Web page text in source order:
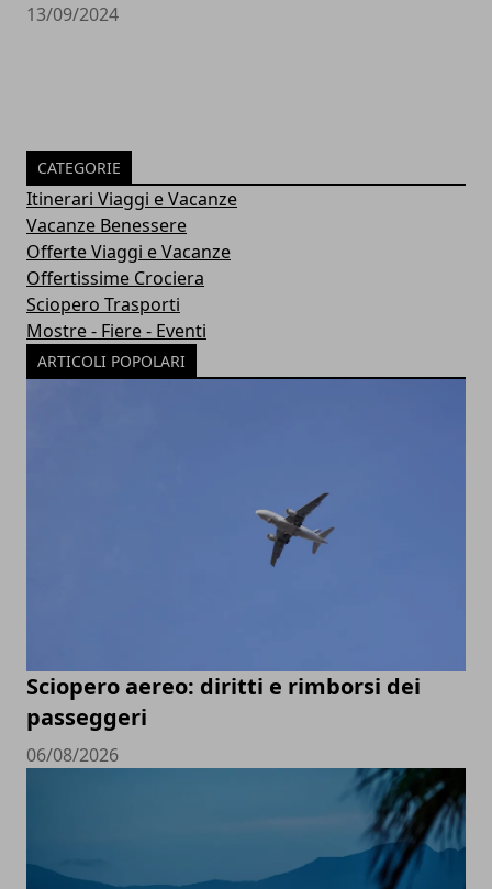
13/09/2024
CATEGORIE
Itinerari Viaggi e Vacanze
Vacanze Benessere
Offerte Viaggi e Vacanze
Offertissime Crociera
Sciopero Trasporti
Mostre - Fiere - Eventi
ARTICOLI POPOLARI
Sciopero aereo: diritti e rimborsi dei
passeggeri
06/08/2026